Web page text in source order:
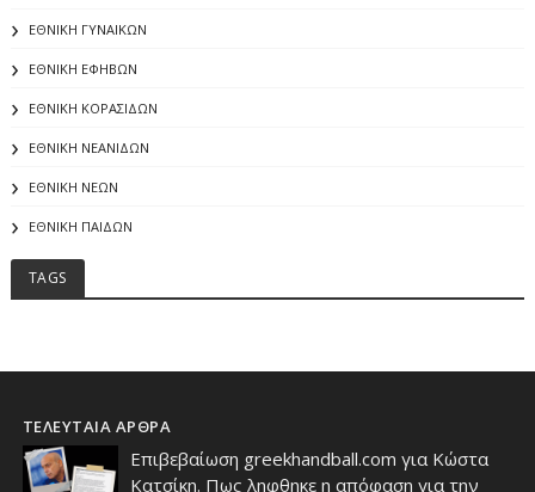
ΕΘΝΙΚΗ ΓΥΝΑΙΚΩΝ
ΕΘΝΙΚΗ ΕΦΗΒΩΝ
ΕΘΝΙΚΗ ΚΟΡΑΣΙΔΩΝ
ΕΘΝΙΚΗ ΝΕΑΝΙΔΩΝ
ΕΘΝΙΚΗ ΝΕΩΝ
ΕΘΝΙΚΗ ΠΑΙΔΩΝ
TAGS
ΤΕΛΕΥΤΑΙΑ ΑΡΘΡΑ
Επιβεβαίωση greekhandball.com για Κώστα
Κατσίκη. Πως ληφθηκε η απόφαση για την